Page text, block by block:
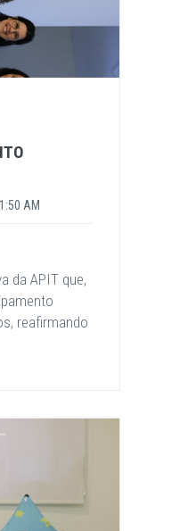
AM
da APIT que,
reafirmando